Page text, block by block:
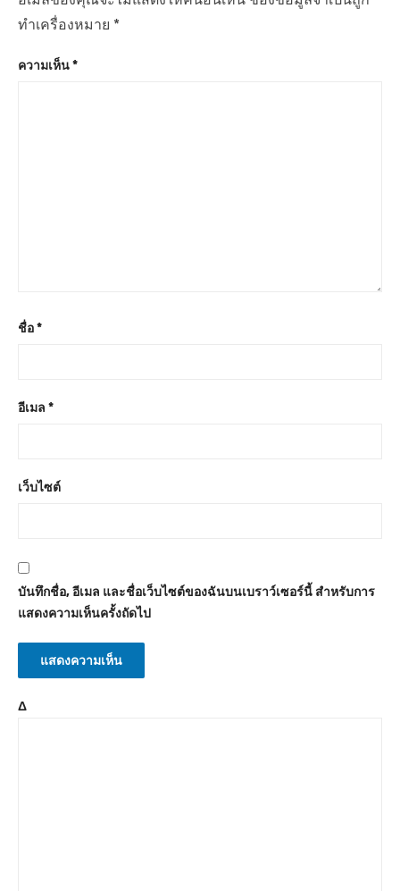
ทำเครื่องหมาย *
ความเห็น*
ชื่อ*
อีเมล *
เว็บไซต์
บันทึกชื่อ, อีเมล และชื่อเว็บไซต์ของฉันบนเบราว์เซอร์นี้ สำหรับการ
แสดงความเห็นครั้งถัดไป
Δ